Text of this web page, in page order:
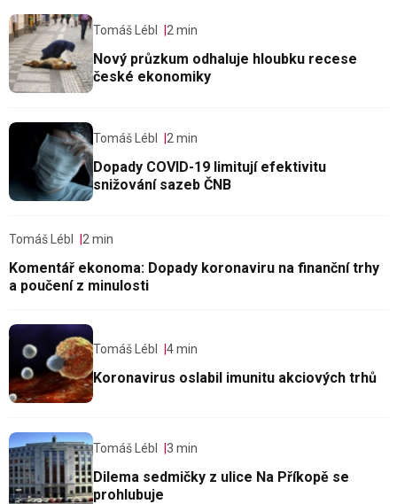
Tomáš Lébl 2 min
Nový průzkum odhaluje hloubku recese
české ekonomiky
Tomáš Lébl 2 min
Dopady COVID-19 limitují efektivitu
snižování sazeb ČNB
Tomáš Lébl 2 min
Komentář ekonoma: Dopady koronaviru na finanční trhy
a poučení z minulosti
Tomáš Lébl 4 min
Koronavirus oslabil imunitu akciových trhů
Tomáš Lébl 3 min
Dilema sedmičky z ulice Na Příkopě se
prohlubuje